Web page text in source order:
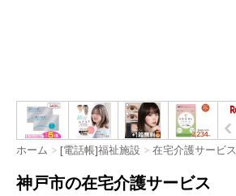
ホーム > [電話帳]福祉施設 > 在宅介護サービス
神戸市の在宅介護サービス